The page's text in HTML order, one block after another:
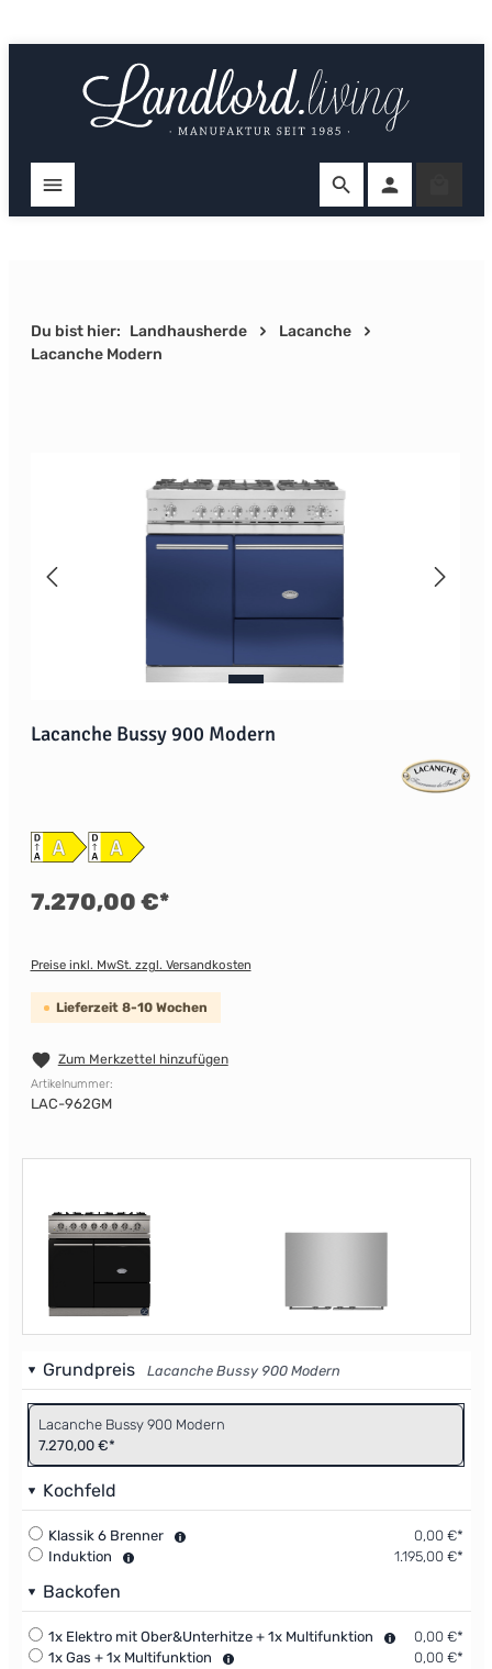
Du bist hier: Landhausherde
Lacanche
Lacanche Modern
Lacanche Bussy 900 Modern
7.270,00 €*
Preise inkl. MwSt. zzgl. Versandkosten
Lieferzeit 8-10 Wochen
Zum Merkzettel hinzufügen
Artikelnummer:
LAC-962GM
Grundpreis Lacanche Bussy 900 Modern
Lacanche Bussy 900 Modern
7.270,00 €*
Kochfeld
Klassik 6 Brenner
0,00 €*
Induktion
1.195,00 €*
Backofen
1x Elektro mit Ober&Unterhitze + 1x Multifunktion
0,00 €*
1x Gas + 1x Multifunktion
0,00 €*